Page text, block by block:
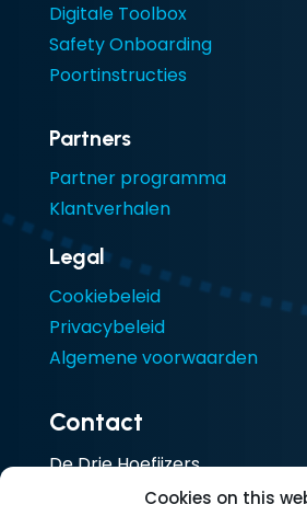
Cookies on this
Digitale Toolbox
Safety Onboarding
Poortinstructies
Partners
Partner programma
Klantverhalen
Legal
Cookiebeleid
Privacybeleid
Algemene voorwaarden
Contact
De Drie Hoefijzers
Ceresstraat 13